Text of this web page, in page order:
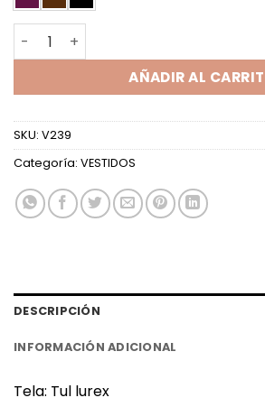
VEST ML ACAMPANADO TUL LUREX
AÑADIR AL
SKU: V239
Categoría: VESTIDOS
DESCRIPCIÓN
INFORMACIÓN ADICIONAL
Tela: Tul lurex